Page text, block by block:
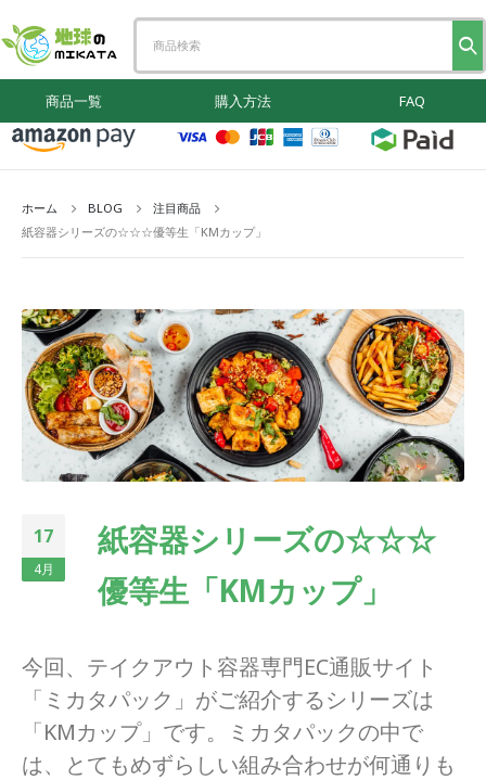
商品一覧 購入方法 FAQ
ホーム BLOG
注目商品
紙容器シリーズの☆☆☆優等生「KMカップ」
17
4月
紙容器シリーズの☆☆☆
優等生「KMカップ」
今回、テイクアウト容器専門EC通販サイト
「ミカタパック」がご紹介するシリーズは
「KMカップ」です。ミカタパックの中で
は、とてもめずらしい組み合わせが何通りも